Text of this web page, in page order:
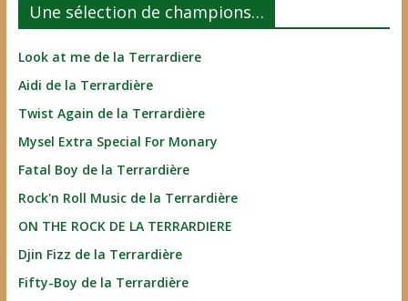
Une sélection de champions…
Look at me de la Terrardiere
Aidi de la Terrardière
Twist Again de la Terrardière
Mysel Extra Special For Monary
Fatal Boy de la Terrardière
Rock'n Roll Music de la Terrardière
ON THE ROCK DE LA TERRARDIERE
Djin Fizz de la Terrardière
Fifty-Boy de la Terrardière